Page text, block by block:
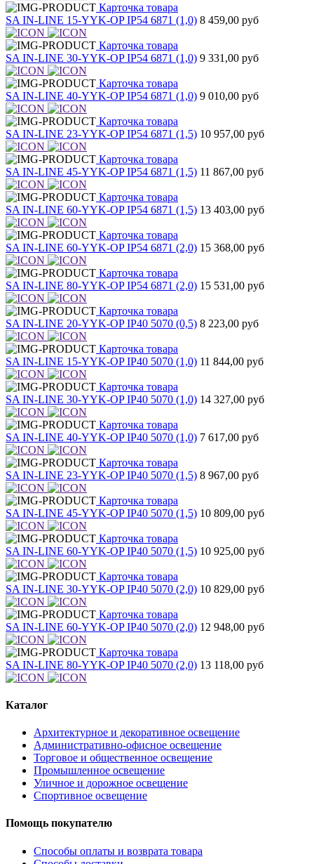
Карточка товара
SA IN-LINE 15-YYK-OP IP54 6871 (1,0) 8 459,00 руб
Карточка товара
SA IN-LINE 30-YYK-OP IP54 6871 (1,0) 9 331,00 руб
Карточка товара
SA IN-LINE 40-YYK-OP IP54 6871 (1,0) 9 010,00 руб
Карточка товара
SA IN-LINE 23-YYK-OP IP54 6871 (1,5) 10 957,00 руб
Карточка товара
SA IN-LINE 45-YYK-OP IP54 6871 (1,5) 11 867,00 руб
Карточка товара
SA IN-LINE 60-YYK-OP IP54 6871 (1,5) 13 403,00 руб
Карточка товара
SA IN-LINE 60-YYK-OP IP54 6871 (2,0) 15 368,00 руб
Карточка товара
SA IN-LINE 80-YYK-OP IP54 6871 (2,0) 15 531,00 руб
Карточка товара
SA IN-LINE 20-YYK-OP IP40 5070 (0,5) 8 223,00 руб
Карточка товара
SA IN-LINE 15-YYK-OP IP40 5070 (1,0) 11 844,00 руб
Карточка товара
SA IN-LINE 30-YYK-OP IP40 5070 (1,0) 14 327,00 руб
Карточка товара
SA IN-LINE 40-YYK-OP IP40 5070 (1,0) 7 617,00 руб
Карточка товара
SA IN-LINE 23-YYK-OP IP40 5070 (1,5) 8 967,00 руб
Карточка товара
SA IN-LINE 45-YYK-OP IP40 5070 (1,5) 10 809,00 руб
Карточка товара
SA IN-LINE 60-YYK-OP IP40 5070 (1,5) 10 925,00 руб
Карточка товара
SA IN-LINE 30-YYK-OP IP40 5070 (2,0) 10 829,00 руб
Карточка товара
SA IN-LINE 60-YYK-OP IP40 5070 (2,0) 12 948,00 руб
Карточка товара
SA IN-LINE 80-YYK-OP IP40 5070 (2,0) 13 118,00 руб
Каталог
Архитектурное и декоративное освещение
Административно-офисное освещение
Торговое и общественное освещение
Промышленное освещение
Уличное и дорожное освещение
Спортивное освещение
Помощь покупателю
Способы оплаты и возврата товара